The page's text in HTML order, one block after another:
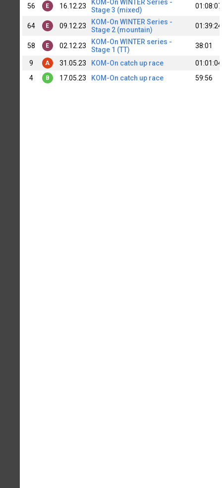
56 E 16.12.23
KOM-On WINTER Series -
Stage 3 (mixed)
01:08:07
64 E 09.12.23
KOM-On WINTER Series -
Stage 2 (mountain)
01:39:24
58 E 02.12.23
KOM-On WINTER series -
Stage 1 (TT)
38:01
9 A 31.05.23 KOM-On catch up race
01:01:04
4
B 17.05.23 KOM-On catch up race 59:56